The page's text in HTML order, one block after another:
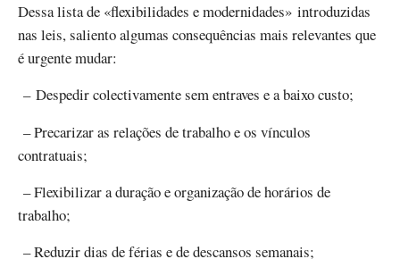
Dessa lista de «flexibilidades e modernidades» introduzidas
nas leis, saliento algumas consequências mais relevantes que
é urgente mudar:
– Despedir colectivamente sem entraves e a baixo custo;
– Precarizar as relações de trabalho e os vínculos
contratuais;
– Flexibilizar a duração e organização de horários de
trabalho;
– Reduzir dias de férias e de descansos semanais;